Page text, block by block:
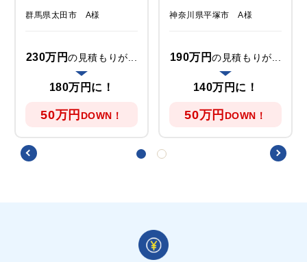
群馬県太田市 A様
230万円の見積もりが...
180万円に！
50万円 DOWN！
神奈川県平塚市 A様
190万円の見積もりが...
140万円に！
50万円 DOWN！